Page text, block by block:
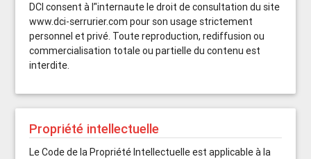
DCI consent à l’'internaute le droit de consultation du site
www.dci-serrurier.com pour son usage strictement
personnel et privé. Toute reproduction, rediffusion ou
commercialisation totale ou partielle du contenu est
interdite.
Propriété intellectuelle
Le Code de la Propriété Intellectuelle est applicable à la